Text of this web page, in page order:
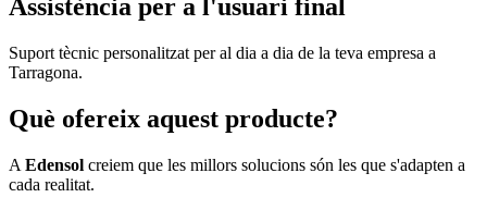
Assistència per a l'usuari final
Suport tècnic personalitzat per al dia a dia de la teva empresa a
Tarragona.
Què ofereix aquest producte?
A Edensol creiem que les millors solucions són les que s'adapten a
cada realitat.